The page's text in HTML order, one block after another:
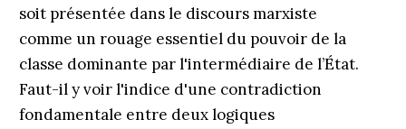
soit présentée dans le discours marxiste
comme un rouage essentiel du pouvoir de la
classe dominante par l'intermédiaire de l’État.
Faut-il y voir l'indice d'une contradiction
fondamentale entre deux logiques